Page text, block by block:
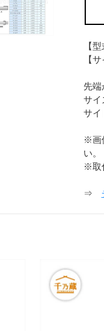
【
【
先
サイ
サイ
※画
い。
※取
⇒